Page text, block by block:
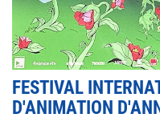
FESTIVAL
D'ANIMATION